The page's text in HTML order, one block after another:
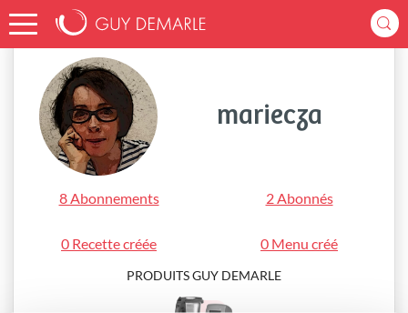
Accueil mariecza
mariecza
8 Abonnements 2 Abonnés
0 Recette créée 0 Menu créé
PRODUITS GUY DEMARLE